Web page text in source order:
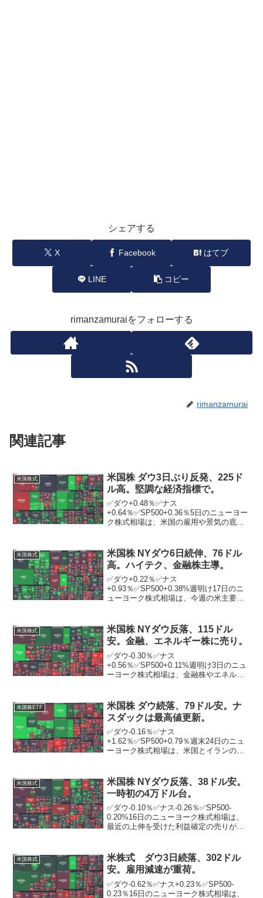
シェアする
X Facebook はてブ
LINE コピー
rimanzamuraiをフォローする
rimanzamurai
関連記事
米国株式
米国株 ダウ3日ぶり反発、225ド
ル高。堅調な経済指標で。
✅ダウ+0.48％✅ナス
+0.64％✅SP500+0.36％5日のニューヨー
ク株式相場は、米国の雇用や景気の底堅
高は前日比8498万株増の13億6507万株。
この日発...
米国株式
米国株 NYダウ6日続伸、76ドル
高。ハイテク、金融株主導。
✅ダウ+0.22％✅ナス
+0.93％✅SP500+0.38%週明け17日のニ
ューヨーク株式相場は、今週の米主要企
の日は主要経済指標や注目企業の決算の
発表に乏しく、手...
米国株式
米国株 NYダウ反落、115ドル
安。金融、エネルギー株に売り。
✅ダウ-0.30％✅ナス
+0.56％✅SP500+0.11%週明け3日のニュ
ーヨーク株式相場は、金融株やエネルギ
月最初の取引だったこの日はその反動
で、取引序盤から...
米国株ETF
米国株 ダウ続落、79ドル安。ナ
スダックは最高値更新。
✅ダウ-0.16％✅ナス
+1.62％✅SP500+0.79％週末24日のニュ
ーヨーク株式相場は、米国とイランの再
9118万株減の10億5967万株。ナスダック
は2万48...
米国株式
米国株 NYダウ反落、38ドル安。
一時初の4万ドル台。
✅ダウ-0.10％✅ナス-0.26％✅SP500-
0.20%16日のニューヨーク株式相場は、
最近の上伸を受けた利益確定の売りが優
レの減速が示されたのを受け、米利下...
米国株式
米株式 ダウ3日続落、302ドル
安。雇用減速が重荷。
✅ダウ-0.62％✅ナス+0.23％✅SP500-
0.23％16日のニューヨーク株式相場は、